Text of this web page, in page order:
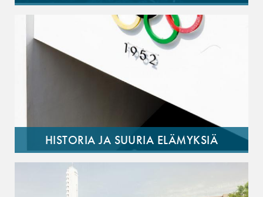
HISTORIA JA SUURIA ELÄMYKSIÄ